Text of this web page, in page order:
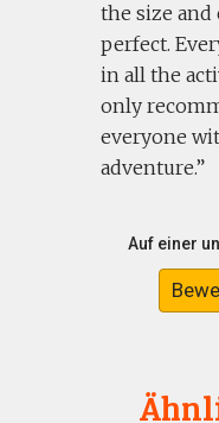
the size
perfect.
in all the
only
everyone
adventure.
Auf einer